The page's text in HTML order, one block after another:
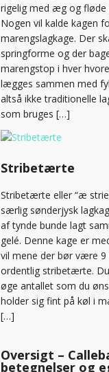
rigelig med æg og fløde
Nogen vil kalde kagen
marengslagkage. Der
springforme og der
marengstop i hver
lægges sammen med
altså ikke traditionelle
som bruges […]
Stribetærte
Stribetærte eller “æ
særlig sønderjysk
af tynde bunde lagt
gelé. Denne kage er
vil mene der bør være 9
ordentlig stribetærte.
øge antallet som du
holder sig fint på køl i
[…]
Oversigt –
betegnelser og